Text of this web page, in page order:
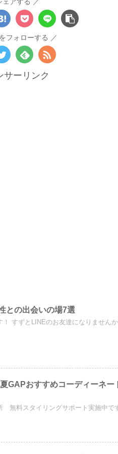
フォローする
サーリンク
との出会いの場7選
！ すずとLINEのお友達になりません
GAPおすすめコーディーネ
料スタイリングサポート実施中で